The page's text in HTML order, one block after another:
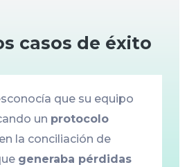
casos de éxito
que su equipo
un protocolo
la conciliación de
generaba pérdidas